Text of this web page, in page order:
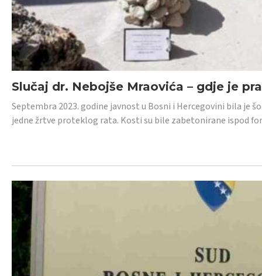
Slučaj dr. Nebojše Mraovića – gdje je
Septembra 2023. godine javnost u Bosni i Hercegovini bila je
jedne žrtve proteklog rata. Kosti su bile zabetonirane ispod